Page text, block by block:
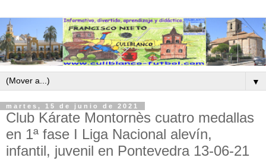
▼
martes, 15 de junio de 2021
Club Kárate Montornès cuatro medallas
en 1ª fase I Liga Nacional alevín,
infantil, juvenil en Pontevedra 13-06-21